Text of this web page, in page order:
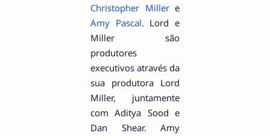
Christopher Millere
Amy Pascal. Lord e
Miller são
produtores
executivos através da
sua produtora Lord
Miller, juntamente
com Aditya Sood e
Dan Shear. Amy